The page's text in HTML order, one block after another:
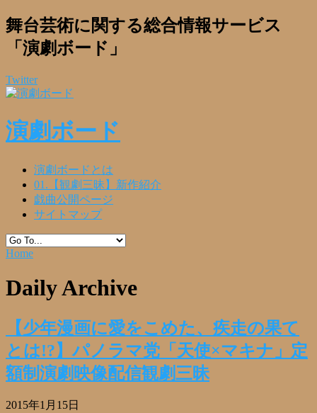
舞台芸術に関する総合情報サービス
「演劇ボード」
Twitter
演劇ボード
演劇ボードとは
01.【観劇三昧】新作紹介
戯曲公開ページ
サイトマップ
Home
Daily Archive
【少年漫画に愛をこめた、疾走の果て
とは!?】パノラマ党「天使×マキナ」定
額制演劇映像配信観劇三昧
2015年1月15日